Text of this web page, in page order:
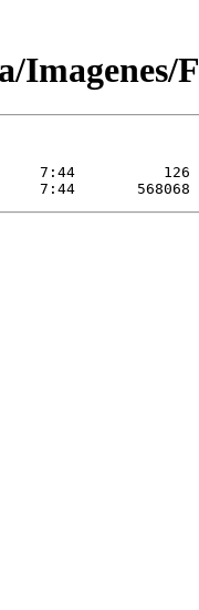
7:44          126
7:44       568068